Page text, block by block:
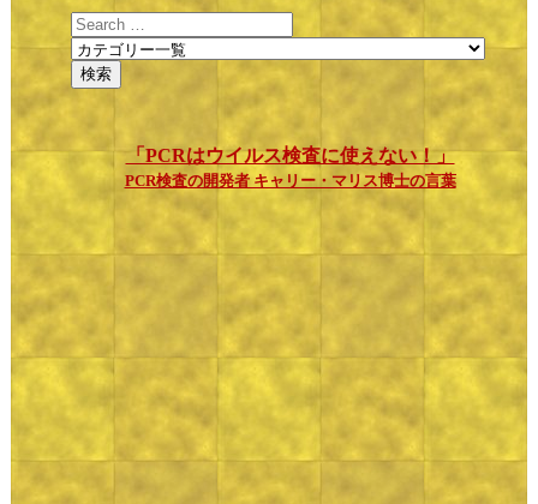
「PCRはウイルス検査に使えない！」
PCR検査の開発者 キャリー・マリス博士の言葉